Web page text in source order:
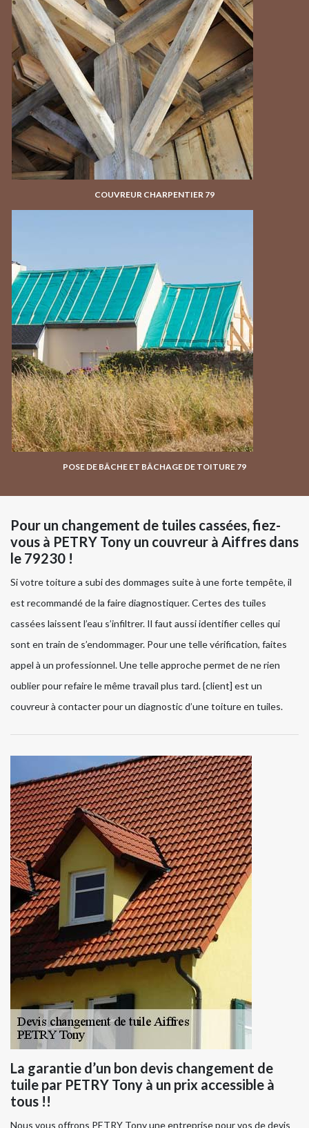
COUVREUR CHARPENTIER 79
POSE DE BÂCHE ET BÂCHAGE DE TOITURE 79
Pour un changement de tuiles cassées, fiez-
vous à PETRY Tony un couvreur à Aiffres dans
le 79230 !
Si votre toiture a subi des dommages suite à une forte tempête, il
est recommandé de la faire diagnostiquer. Certes des tuiles
cassées laissent l’eau s’infiltrer. Il faut aussi identifier celles qui
sont en train de s’endommager. Pour une telle vérification, faites
appel à un professionnel. Une telle approche permet de ne rien
oublier pour refaire le même travail plus tard. {client] est un
couvreur à contacter pour un diagnostic d’une toiture en tuiles.
La garantie d’un bon devis changement de
tuile par PETRY Tony à un prix accessible à
tous !!
Nous vous offrons PETRY Tony une entreprise pour vos de devis